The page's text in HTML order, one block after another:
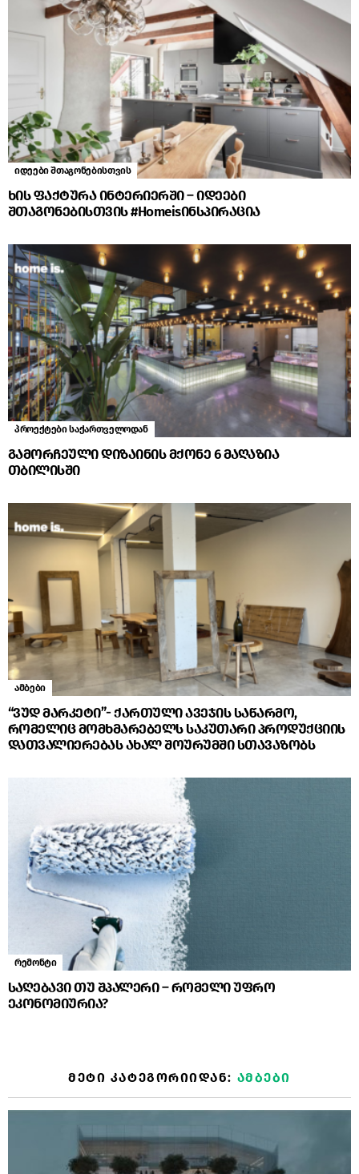
იდეები შთაგონებისთვის
ხის ფაქტურა ინტერიერში – იდეები
შთაგონებისთვის #Homeisინსპირაცია
პროექტები საქართველოდან
გამორჩეული დიზაინის მქონე 6 მაღაზია
თბილისში
ამბები
“ვუდ მარკეტი”- ქართული ავეჯის საწარმო,
რომელიც მომხმარებელს საკუთარი პროდუქციის
დათვალიერებას ახალ შოურუმში სთავაზობს
რემონტი
საღებავი თუ შპალერი – რომელი უფრო
ეკონომიურია?
ᲛᲔᲢᲘ ᲙᲐᲢᲔᲒᲝᲠᲘᲘᲓᲐᲜ: ᲐᲛᲑᲔᲑᲘ